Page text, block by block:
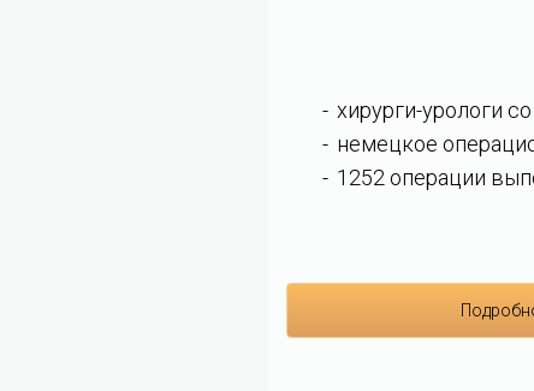
хирурги-урологи
немецкое
1252 операции